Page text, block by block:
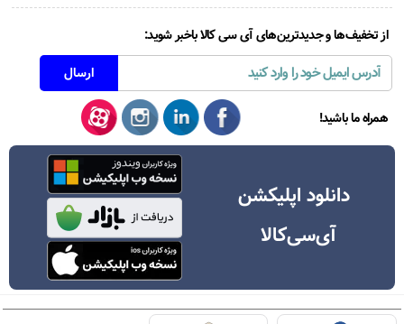
از تخفیف‌ها و جدیدترین‌های آی سی کالا باخبر شوید:
همراه ما باشید!
دانلود اپلیکشن
آی‌سی‌کالا